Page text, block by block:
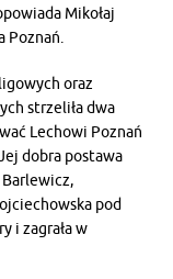
Mikołaj
Poznań.
oraz
strzeliła dwa
Lechowi Poznań
dobra postawa
pod
i zagrała w